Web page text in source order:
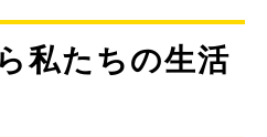
私たちの生活